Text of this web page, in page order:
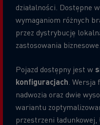
działalności. Dostępne
wymaganiom różnych
przez dystrybucję
zastosowania biznesowe.
Pojazd dostępny jest w
konfiguracjach .
nadwozia oraz dwie
wariantu
przestrzeni ładunkowej,